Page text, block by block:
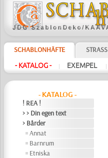
SCHABLONHÄFTE STRASS
- KATALOG - | EXEMPEL |
- KATALOG -
! REA !
> > Din egen text
> Bårder
Annat
Barnrum
Etniska